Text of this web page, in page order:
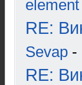
element
RE:
Sevap -
RE: